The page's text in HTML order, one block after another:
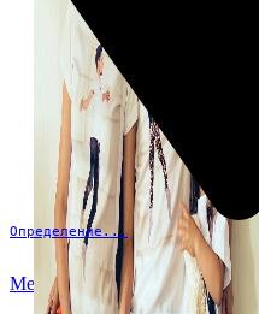
Определение...
Меню